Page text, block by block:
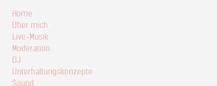
Home
Über mich
Live-Musik
Moderation
DJ
Unterhaltungskonzepte
Sound